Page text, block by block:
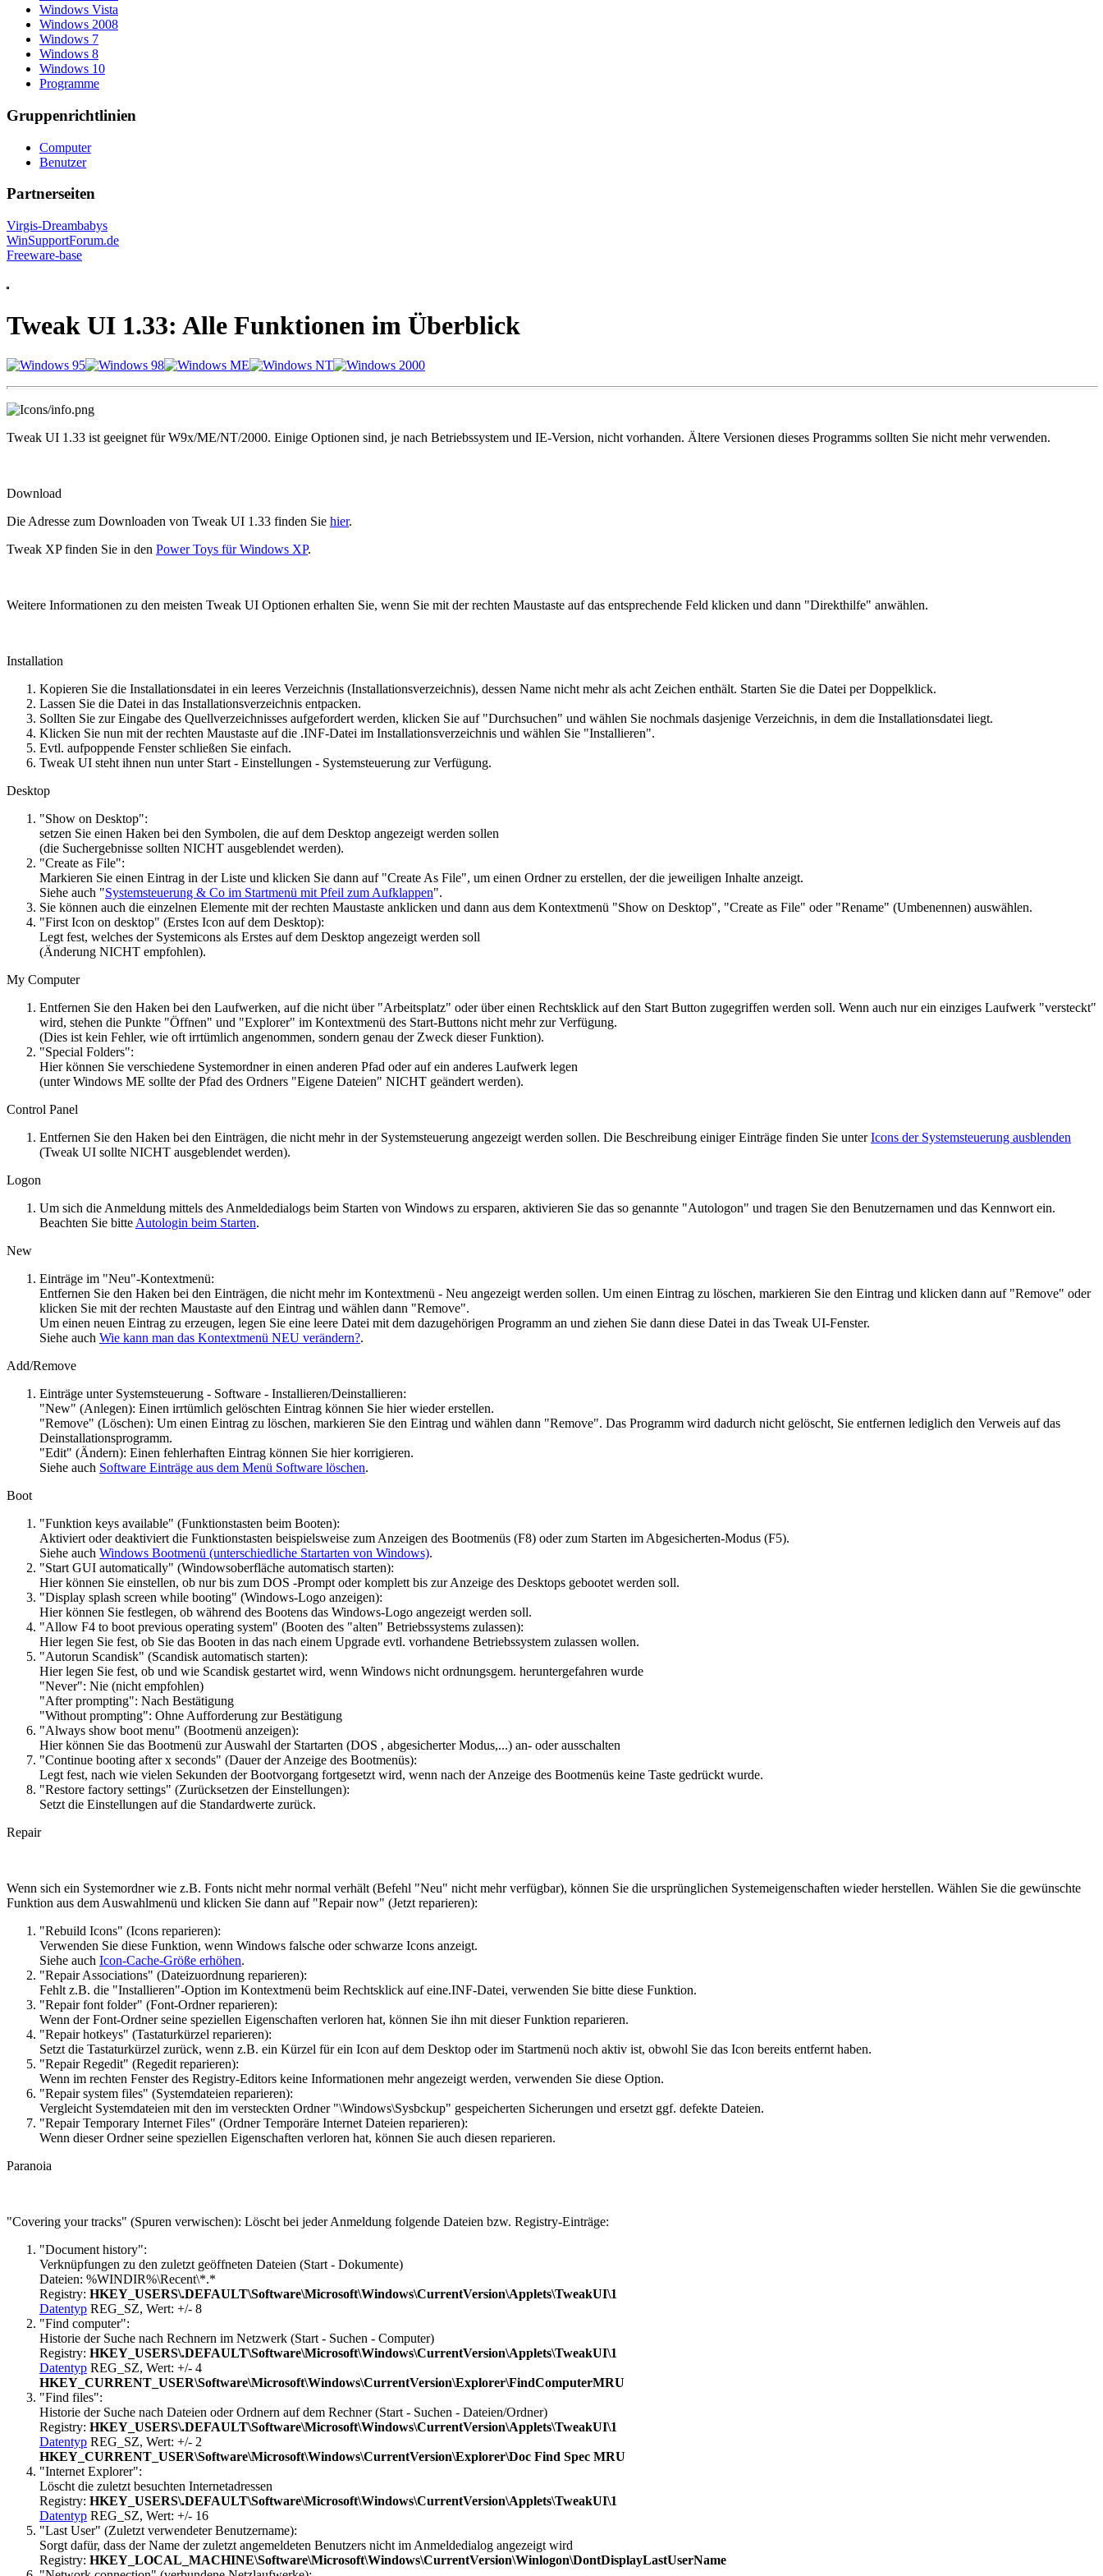
Windows Vista
Windows 2008
Windows 7
Windows 8
Windows 10
Programme
Gruppenrichtlinien
Computer
Benutzer
Partnerseiten
Virgis-Dreambabys
WinSupportForum.de
Freeware-base
Tweak UI 1.33: Alle Funktionen im Überblick
Tweak UI 1.33 ist geeignet für W9x/ME/NT/2000. Einige Optionen sind, je nach Betriebssystem und IE-Version, nicht vorhanden. Ältere Versionen dieses Programms sollten Sie nicht mehr verwenden.
Download
Die Adresse zum Downloaden von Tweak UI 1.33 finden Sie hier.
Tweak XP finden Sie in den Power Toys für Windows XP.
Weitere Informationen zu den meisten Tweak UI Optionen erhalten Sie, wenn Sie mit der rechten Maustaste auf das entsprechende Feld klicken und dann "Direkthilfe" anwählen.
Installation
Kopieren Sie die Installationsdatei in ein leeres Verzeichnis (Installationsverzeichnis), dessen Name nicht mehr als acht Zeichen enthält. Starten Sie die Datei per Doppelklick.
Lassen Sie die Datei in das Installationsverzeichnis entpacken.
Sollten Sie zur Eingabe des Quellverzeichnisses aufgefordert werden, klicken Sie auf "Durchsuchen" und wählen Sie nochmals dasjenige Verzeichnis, in dem die Installationsdatei liegt.
Klicken Sie nun mit der rechten Maustaste auf die .INF-Datei im Installationsverzeichnis und wählen Sie "Installieren".
Evtl. aufpoppende Fenster schließen Sie einfach.
Tweak UI steht ihnen nun unter Start - Einstellungen - Systemsteuerung zur Verfügung.
Desktop
"Show on Desktop":
setzen Sie einen Haken bei den Symbolen, die auf dem Desktop angezeigt werden sollen
(die Suchergebnisse sollten NICHT ausgeblendet werden).
"Create as File":
Markieren Sie einen Eintrag in der Liste und klicken Sie dann auf "Create As File", um einen Ordner zu erstellen, der die jeweiligen Inhalte anzeigt.
Siehe auch "Systemsteuerung & Co im Startmenü mit Pfeil zum Aufklappen".
Sie können auch die einzelnen Elemente mit der rechten Maustaste anklicken und dann aus dem Kontextmenü "Show on Desktop", "Create as File" oder "Rename" (Umbenennen) auswählen.
"First Icon on desktop" (Erstes Icon auf dem Desktop):
Legt fest, welches der Systemicons als Erstes auf dem Desktop angezeigt werden soll
(Änderung NICHT empfohlen).
My Computer
Entfernen Sie den Haken bei den Laufwerken, auf die nicht über "Arbeitsplatz" oder über einen Rechtsklick auf den Start Button zugegriffen werden soll. Wenn auch nur ein einziges Laufwerk "versteckt"
wird, stehen die Punkte "Öffnen" und "Explorer" im Kontextmenü des Start-Buttons nicht mehr zur Verfügung.
(Dies ist kein Fehler, wie oft irrtümlich angenommen, sondern genau der Zweck dieser Funktion).
"Special Folders":
Hier können Sie verschiedene Systemordner in einen anderen Pfad oder auf ein anderes Laufwerk legen
(unter Windows ME sollte der Pfad des Ordners "Eigene Dateien" NICHT geändert werden).
Control Panel
Entfernen Sie den Haken bei den Einträgen, die nicht mehr in der Systemsteuerung angezeigt werden sollen. Die Beschreibung einiger Einträge finden Sie unterIcons der Systemsteuerung ausblenden
(Tweak UI sollte NICHT ausgeblendet werden).
Logon
Um sich die Anmeldung mittels des Anmeldedialogs beim Starten von Windows zu ersparen, aktivieren Sie das so genannte "Autologon" und tragen Sie den Benutzernamen und das Kennwort ein.
Beachten Sie bitte Autologin beim Starten.
New
Einträge im "Neu"-Kontextmenü:
Entfernen Sie den Haken bei den Einträgen, die nicht mehr im Kontextmenü - Neu angezeigt werden sollen. Um einen Eintrag zu löschen, markieren Sie den Eintrag und klicken dann auf "Remove" oder
klicken Sie mit der rechten Maustaste auf den Eintrag und wählen dann "Remove".
Um einen neuen Eintrag zu erzeugen, legen Sie eine leere Datei mit dem dazugehörigen Programm an und ziehen Sie dann diese Datei in das Tweak UI-Fenster.
Siehe auch Wie kann man das Kontextmenü NEU verändern?.
Add/Remove
Einträge unter Systemsteuerung - Software - Installieren/Deinstallieren:
"New" (Anlegen): Einen irrtümlich gelöschten Eintrag können Sie hier wieder erstellen.
"Remove" (Löschen): Um einen Eintrag zu löschen, markieren Sie den Eintrag und wählen dann "Remove". Das Programm wird dadurch nicht gelöscht, Sie entfernen lediglich den Verweis auf das
Deinstallationsprogramm.
"Edit" (Ändern): Einen fehlerhaften Eintrag können Sie hier korrigieren.
Siehe auch Software Einträge aus dem Menü Software löschen.
Boot
"Funktion keys available" (Funktionstasten beim Booten):
Aktiviert oder deaktiviert die Funktionstasten beispielsweise zum Anzeigen des Bootmenüs (F8) oder zum Starten im Abgesicherten-Modus (F5).
Siehe auch Windows Bootmenü (unterschiedliche Startarten von Windows).
"Start GUI automatically" (Windowsoberfläche automatisch starten):
Hier können Sie einstellen, ob nur bis zum DOS -Prompt oder komplett bis zur Anzeige des Desktops gebootet werden soll.
"Display splash screen while booting" (Windows-Logo anzeigen):
Hier können Sie festlegen, ob während des Bootens das Windows-Logo angezeigt werden soll.
"Allow F4 to boot previous operating system" (Booten des "alten" Betriebssystems zulassen):
Hier legen Sie fest, ob Sie das Booten in das nach einem Upgrade evtl. vorhandene Betriebssystem zulassen wollen.
"Autorun Scandisk" (Scandisk automatisch starten):
Hier legen Sie fest, ob und wie Scandisk gestartet wird, wenn Windows nicht ordnungsgem. heruntergefahren wurde
"Never": Nie (nicht empfohlen)
"After prompting": Nach Bestätigung
"Without prompting": Ohne Aufforderung zur Bestätigung
"Always show boot menu" (Bootmenü anzeigen):
Hier können Sie das Bootmenü zur Auswahl der Startarten (DOS , abgesicherter Modus,...) an- oder ausschalten
"Continue booting after x seconds" (Dauer der Anzeige des Bootmenüs):
Legt fest, nach wie vielen Sekunden der Bootvorgang fortgesetzt wird, wenn nach der Anzeige des Bootmenüs keine Taste gedrückt wurde.
"Restore factory settings" (Zurücksetzen der Einstellungen):
Setzt die Einstellungen auf die Standardwerte zurück.
Repair
Wenn sich ein Systemordner wie z.B. Fonts nicht mehr normal verhält (Befehl "Neu" nicht mehr verfügbar), können Sie die ursprünglichen Systemeigenschaften wieder herstellen. Wählen Sie die gewünschte
Funktion aus dem Auswahlmenü und klicken Sie dann auf "Repair now" (Jetzt reparieren):
"Rebuild Icons" (Icons reparieren):
Verwenden Sie diese Funktion, wenn Windows falsche oder schwarze Icons anzeigt.
Siehe auch Icon-Cache-Größe erhöhen.
"Repair Associations" (Dateizuordnung reparieren):
Fehlt z.B. die "Installieren"-Option im Kontextmenü beim Rechtsklick auf eine.INF-Datei, verwenden Sie bitte diese Funktion.
"Repair font folder" (Font-Ordner reparieren):
Wenn der Font-Ordner seine speziellen Eigenschaften verloren hat, können Sie ihn mit dieser Funktion reparieren.
"Repair hotkeys" (Tastaturkürzel reparieren):
Setzt die Tastaturkürzel zurück, wenn z.B. ein Kürzel für ein Icon auf dem Desktop oder im Startmenü noch aktiv ist, obwohl Sie das Icon bereits entfernt haben.
"Repair Regedit" (Regedit reparieren):
Wenn im rechten Fenster des Registry-Editors keine Informationen mehr angezeigt werden, verwenden Sie diese Option.
"Repair system files" (Systemdateien reparieren):
Vergleicht Systemdateien mit den im versteckten Ordner "\Windows\Sysbckup" gespeicherten Sicherungen und ersetzt ggf. defekte Dateien.
"Repair Temporary Internet Files" (Ordner Temporäre Internet Dateien reparieren):
Wenn dieser Ordner seine speziellen Eigenschaften verloren hat, können Sie auch diesen reparieren.
Paranoia
"Covering your tracks" (Spuren verwischen): Löscht bei jeder Anmeldung folgende Dateien bzw. Registry-Einträge:
"Document history":
Verknüpfungen zu den zuletzt geöffneten Dateien (Start - Dokumente)
Dateien: %WINDIR%\Recent\*.*
Registry: HKEY_USERS\.DEFAULT\Software\Microsoft\Windows\CurrentVersion\Applets\TweakUI\1
Datentyp REG_SZ, Wert: +/- 8
"Find computer":
Historie der Suche nach Rechnern im Netzwerk (Start - Suchen - Computer)
Registry: HKEY_USERS\.DEFAULT\Software\Microsoft\Windows\CurrentVersion\Applets\TweakUI\1
Datentyp REG_SZ, Wert: +/- 4
HKEY_CURRENT_USER\Software\Microsoft\Windows\CurrentVersion\Explorer\FindComputerMRU
"Find files":
Historie der Suche nach Dateien oder Ordnern auf dem Rechner (Start - Suchen - Dateien/Ordner)
Registry: HKEY_USERS\.DEFAULT\Software\Microsoft\Windows\CurrentVersion\Applets\TweakUI\1
Datentyp REG_SZ, Wert: +/- 2
HKEY_CURRENT_USER\Software\Microsoft\Windows\CurrentVersion\Explorer\Doc Find Spec MRU
"Internet Explorer":
Löscht die zuletzt besuchten Internetadressen
Registry: HKEY_USERS\.DEFAULT\Software\Microsoft\Windows\CurrentVersion\Applets\TweakUI\1
Datentyp REG_SZ, Wert: +/- 16
"Last User" (Zuletzt verwendeter Benutzername):
Sorgt dafür, dass der Name der zuletzt angemeldeten Benutzers nicht im Anmeldedialog angezeigt wird
Registry: HKEY_LOCAL_MACHINE\Software\Microsoft\Windows\CurrentVersion\Winlogon\DontDisplayLastUserName